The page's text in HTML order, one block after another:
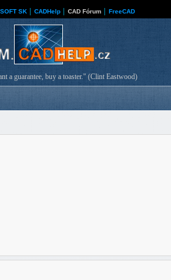
SK CADHelp CAD Fórum FreeCAD
a guarantee, buy a toaster." (Clint Eastwood)